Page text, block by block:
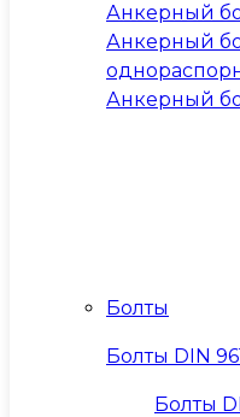
Анкерный
Анкерный
Анкерный
Болты
Болты DIN
Болты